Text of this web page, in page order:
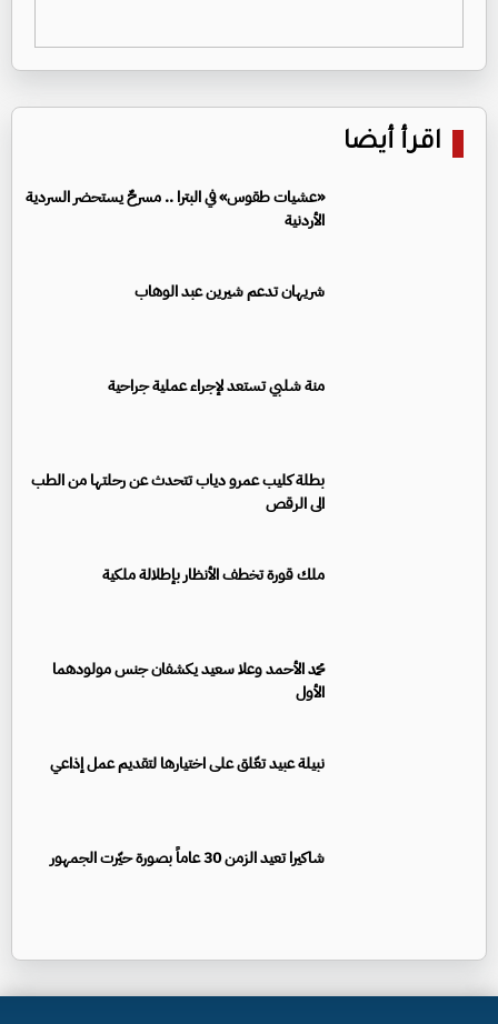
اقرأ أيضا
«عشيات طقوس» في البترا .. مسرحٌ يستحضر السردية
الأردنية
شريهان تدعم شيرين عبد الوهاب
منة شلبي تستعد لإجراء عملية جراحية
بطلة كليب عمرو دياب تتحدث عن رحلتها من الطب
الى الرقص
ملك قورة تخطف الأنظار بإطلالة ملكية
محمد الأحمد وعلا سعيد يكشفان جنس مولودهما
الأول
نبيلة عبيد تعّلق على اختيارها لتقديم عمل إذاعي
شاكيرا تعيد الزمن 30 عاماً بصورة حيّرت الجمهور